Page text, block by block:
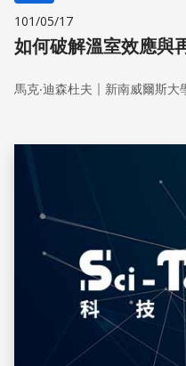
101/05/17
如何破解溫室效應與
馬克‧迪森杜夫 ｜ 新南威爾斯大